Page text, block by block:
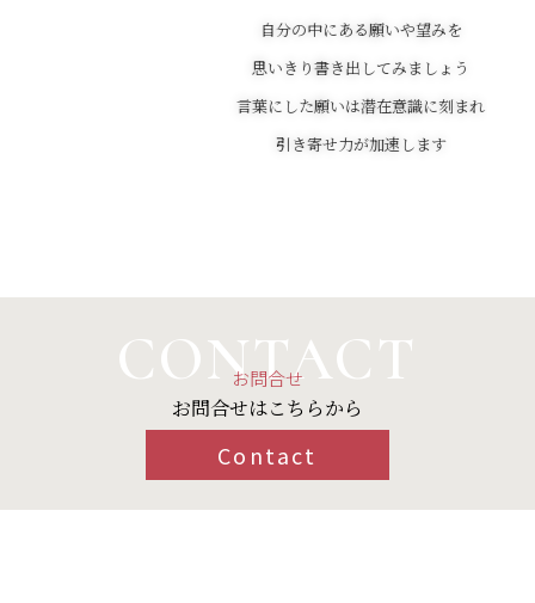
自分の中にある願いや望みを
思いきり書き出してみましょう
言葉にした願いは潜在意識に刻まれ
引き寄せ力が加速します
CONTACT
お問合せ
お問合せはこちらから
Contact